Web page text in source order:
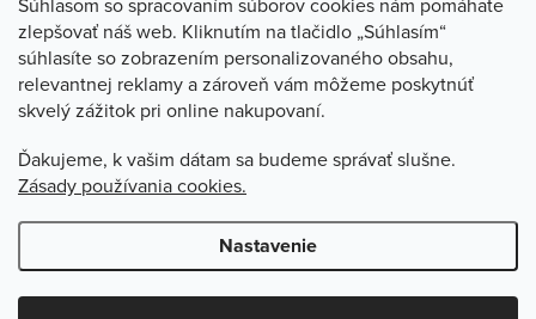
zlepšovať náš web. Kliknutím na tlačidlo „Súhlasím“
súhlasíte so zobrazením personalizovaného obsahu,
relevantnej reklamy a zároveň vám môžeme poskytnúť
skvelý zážitok pri online nakupovaní.
Ďakujeme, k vašim dátam sa budeme správať slušne.
Zásady používania cookies.
Nastavenie
O Stevula
Poradňa
Copyright 2026Stevula.sk. Všetky práva vyhradené.Upraviť
nastavenie cookies